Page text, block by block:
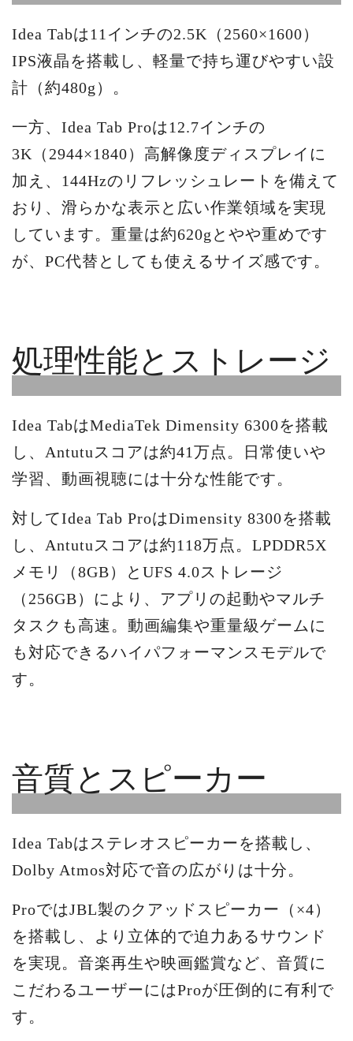
Idea Tabは11インチの2.5K（2560×1600）
IPS液晶を搭載し、軽量で持ち運びやすい設
計（約480g）。
一方、Idea Tab Proは12.7インチの
3K（2944×1840）高解像度ディスプレイに
加え、144Hzのリフレッシュレートを備えて
おり、滑らかな表示と広い作業領域を実現
しています。重量は約620gとやや重めです
が、PC代替としても使えるサイズ感です。
処理性能とストレージ
Idea TabはMediaTek Dimensity 6300を搭載
し、Antutuスコアは約41万点。日常使いや
学習、動画視聴には十分な性能です。
対してIdea Tab ProはDimensity 8300を搭載
し、Antutuスコアは約118万点。LPDDR5X
メモリ（8GB）とUFS 4.0ストレージ
（256GB）により、アプリの起動やマルチ
タスクも高速。動画編集や重量級ゲームに
も対応できるハイパフォーマンスモデルで
す。
音質とスピーカー
Idea Tabはステレオスピーカーを搭載し、
Dolby Atmos対応で音の広がりは十分。
ProではJBL製のクアッドスピーカー（×4）
を搭載し、より立体的で迫力あるサウンド
を実現。音楽再生や映画鑑賞など、音質に
こだわるユーザーにはProが圧倒的に有利で
す。